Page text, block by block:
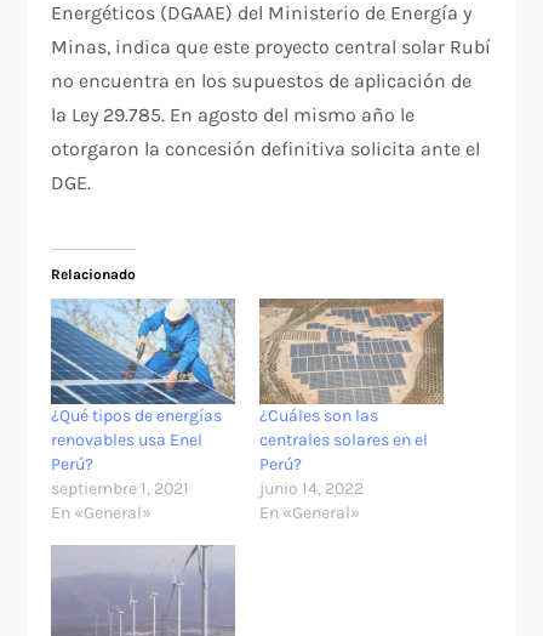
Energéticos (DGAAE) del Ministerio de Energía y
Minas, indica que este proyecto central solar Rubí
no encuentra en los supuestos de aplicación de
la Ley 29.785. En agosto del mismo año le
otorgaron la concesión definitiva solicita ante el
DGE.
Relacionado
¿Qué tipos de energías
renovables usa Enel
Perú?
septiembre 1, 2021
En «General»
¿Cuáles son las
centrales solares en el
Perú?
junio 14, 2022
En «General»